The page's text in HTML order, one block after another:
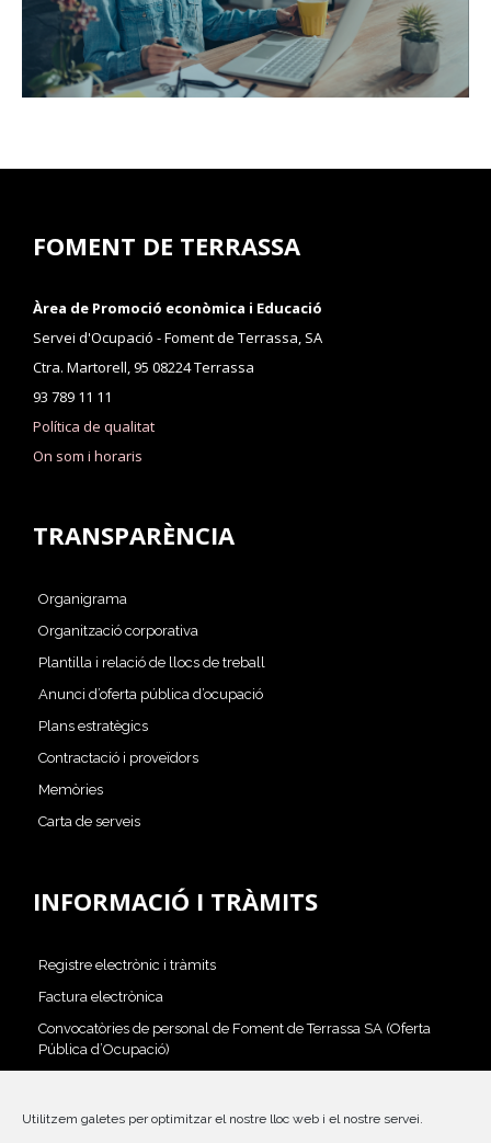
Utilitzem galetes per optimitzar el nostre lloc web i el nostre servei.
FOMENT DE TERRASSA
Àrea de Promoció econòmica i Educació
Servei d'Ocupació - Foment de Terrassa, SA
Ctra. Martorell, 95 08224 Terrassa
93 789 11 11
Política de qualitat
On som i horaris
TRANSPARÈNCIA
Organigrama
Organització corporativa
Plantilla i relació de llocs de treball
Anunci d’oferta pública d’ocupació
Plans estratègics
Contractació i proveïdors
Memòries
Carta de serveis
INFORMACIÓ I TRÀMITS
Registre electrònic i tràmits
Factura electrònica
Convocatòries de personal de Foment de Terrassa SA (Oferta
Pública d’Ocupació)
Canal d’Alertes